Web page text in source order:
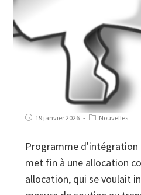
19 janvier 2026 Nouvelles
Programme d'intégration
met fin à une allocation
allocation, qui se voulait